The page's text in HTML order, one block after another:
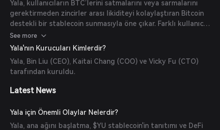
Yala, kullanıcıların BTC’lerini satmalarını veya sarmalarını
gerektirmeden zincirler arası likiditeyi kolaylaştıran Bitcoin
destekli bir stablecoin sunmasıyla öne çıkar. Farklı kullanıcı
tercihleri ve risk toleranslarına uygun Lite, Pro ve Institution
olmak üzere birden fazla kullanıcı modu sağlar.
See more
Yala'nın Kurucuları Kimlerdir?
Yala, Bin Liu (CEO), Kaitai Chang (COO) ve Vicky Fu (CTO)
tarafından kuruldu.
Latest News
Yala için Önemli Olaylar Nelerdir?
Yala, ana ağını başlatma, $YU stablecoin'in tanıtımı ve DeFi